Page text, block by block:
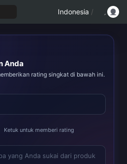
Indonesia /
Anda
rating singkat di bawah ini.
Ketuk untuk memberi rating